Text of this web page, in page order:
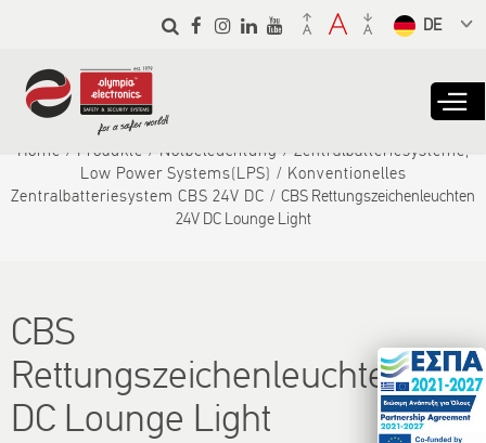
Skip to
main
from the
dropdown
to translate
Home Produkte Notbeleuchtung
Zentralbatteriesysteme,
Low Power Systems(LPS)
Konventionelles
Zentralbatteriesystem CBS 24V DC
CBS Rettungszeichenleuchten
24V DC Lounge Light
CBS
Rettungszeichenleuchten 24V
DC Lounge Light